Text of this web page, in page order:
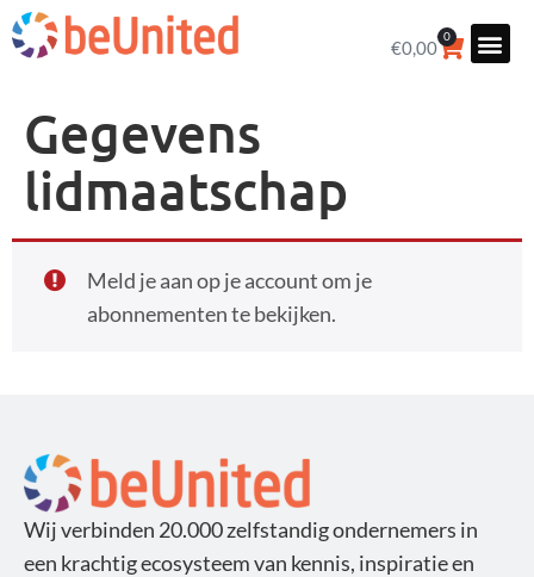
€0,00
0
Gegevens
lidmaatschap
Meld je aan op je account om je
abonnementen te bekijken.
Wij verbinden 20.000 zelfstandig ondernemers in
een krachtig ecosysteem van kennis, inspiratie en